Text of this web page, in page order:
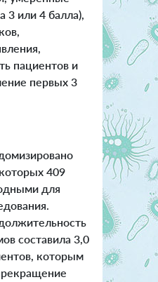
3 или 4 балла),
пациентов и
первых 3
409
для
составила 3,0
которым